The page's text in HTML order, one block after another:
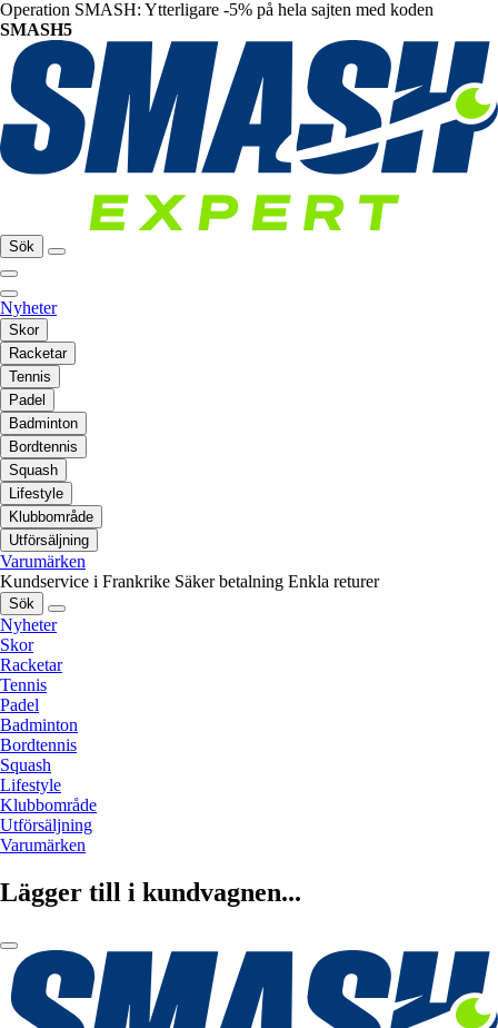
Operation SMASH: Ytterligare -5% på hela sajten med koden
SMASH5
Sök
Nyheter
Skor
Racketar
Tennis
Padel
Badminton
Bordtennis
Squash
Lifestyle
Klubbområde
Utförsäljning
Varumärken
Kundservice i Frankrike Säker betalning Enkla returer
Sök
Nyheter
Skor
Racketar
Tennis
Padel
Badminton
Bordtennis
Squash
Lifestyle
Klubbområde
Utförsäljning
Varumärken
Lägger till i kundvagnen...